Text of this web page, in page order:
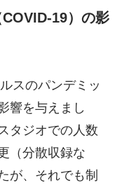
19）の影
スのパンデミッ
響を与えまし
タジオでの人数
（分散収録な
が、それでも制